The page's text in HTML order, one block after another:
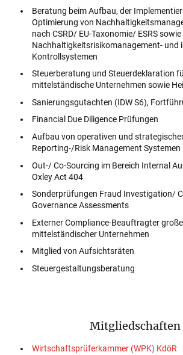
Beratung beim Aufbau, der
Optimierung von
nach CSRD/ EU-Taxonomie/ ESRS sowie
Nachhaltigkeitsrisikomanagement- und
Kontrollsystemen
Steuerberatung und Steuerdeklaration
mittelständische Unternehmen sowie
Sanierungsgutachten (IDW S6),
Financial Due Diligence Prüfungen
Aufbau von operativen und
Reporting-/Risk Management Systemen
Out-/ Co-Sourcing im Bereich Internal
Oxley Act 404
Sonderprüfungen Fraud Investigation/
Governance Assessments
Externer Compliance-Beauftragter
mittelständischer Unternehmen
Mitglied von Aufsichtsräten
Steuergestaltungsberatung
Mitgliedschaften
Wirtschaftsprüferkammer (WPK) KdöR